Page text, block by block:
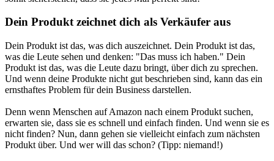
Dein Produkt zeichnet dich als Verkäufer aus
Dein Produkt ist das, was dich auszeichnet. Dein Produkt ist das,
was die Leute sehen und denken: "Das muss ich haben." Dein
Produkt ist das, was die Leute dazu bringt, über dich zu sprechen.
Und wenn deine Produkte nicht gut beschrieben sind, kann das ein
ernsthaftes Problem für dein Business darstellen.
Denn wenn Menschen auf Amazon nach einem Produkt suchen,
erwarten sie, dass sie es schnell und einfach finden. Und wenn sie es
nicht finden? Nun, dann gehen sie vielleicht einfach zum nächsten
Produkt über. Und wer will das schon? (Tipp: niemand!)